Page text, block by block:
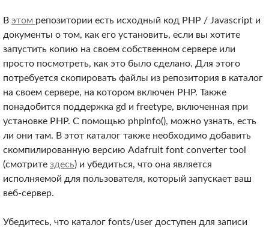
В этом репозитории есть исходный код PHP / Javascript и
документы о том, как его установить, если вы хотите
запустить копию на своем собственном сервере или
просто посмотреть, как это было сделано. Для этого
потребуется скопировать файлы из репозитория в каталог
на своем сервере, на котором включен PHP. Также
понадобится поддержка gd и freetype, включенная при
установке PHP. С помощью phpinfo(), можно узнать, есть
ли они там. В этот каталог также необходимо добавить
скомпилированную версию Adafruit font converter tool
(смотрите здесь) и убедиться, что она является
исполняемой для пользователя, который запускает ваш
веб-сервер.
Убедитесь, что каталог fonts/user доступен для записи